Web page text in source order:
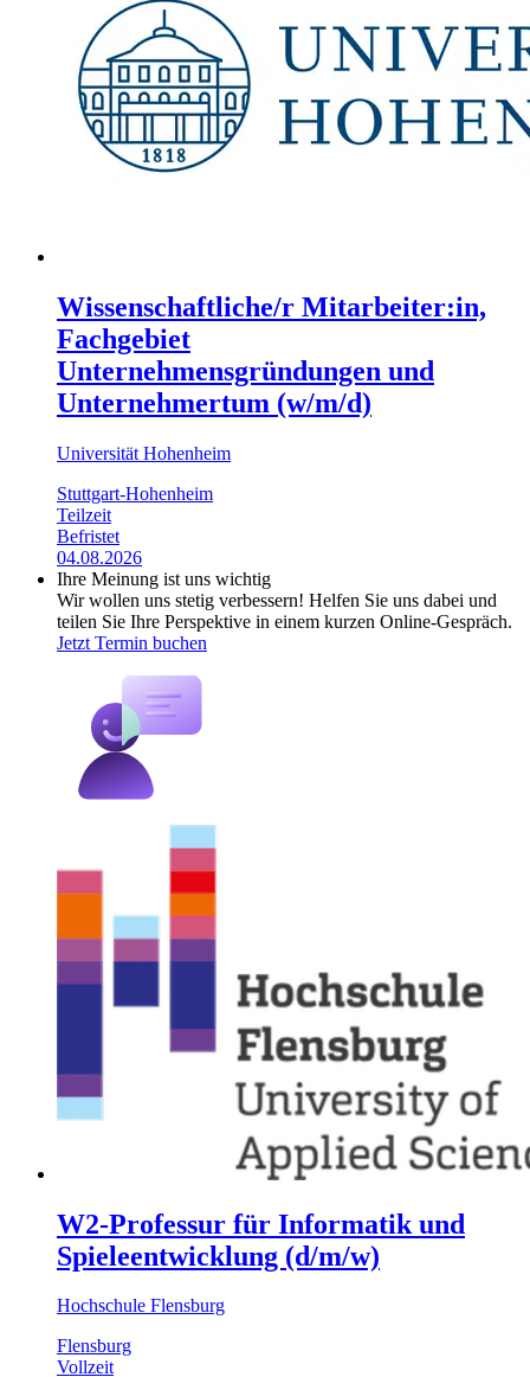
Wissenschaftliche/r Mitarbeiter:in,
Fachgebiet
Unternehmensgründungen und
Unternehmertum (w/m/d)
Universität Hohenheim
Stuttgart-Hohenheim
Teilzeit
Befristet
04.08.2026
Ihre Meinung ist uns wichtig
Wir wollen uns stetig verbessern! Helfen Sie uns dabei und
teilen Sie Ihre Perspektive in einem kurzen Online-Gespräch.
Jetzt Termin buchen
W2-Professur für Informatik und
Spieleentwicklung (d/m/w)
Hochschule Flensburg
Flensburg
Vollzeit